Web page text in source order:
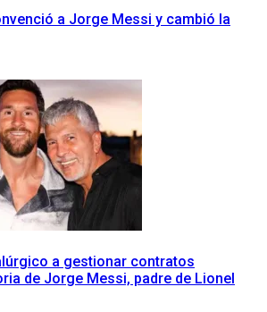
a Jorge Messi y cambió la
a gestionar contratos
de Jorge Messi, padre de Lionel